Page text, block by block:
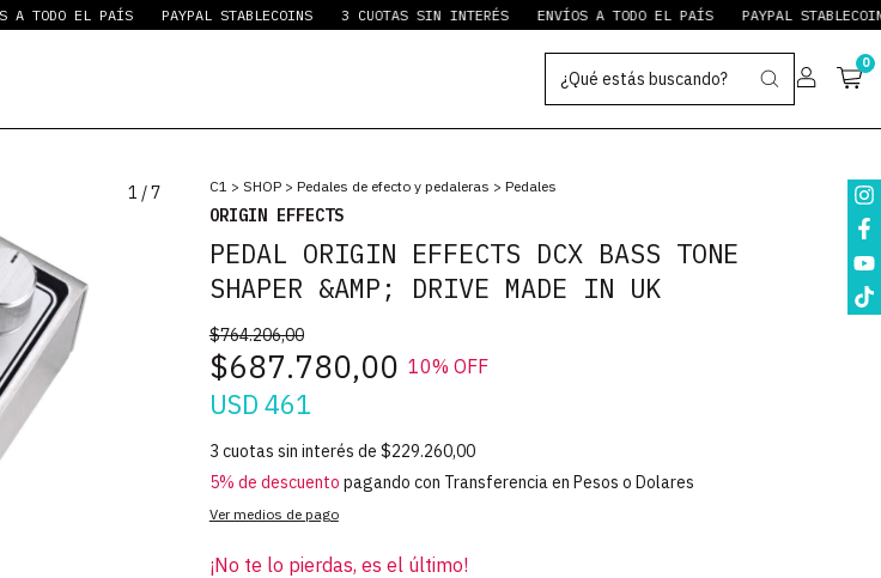
EL PAÍS PAYPAL STABLECOINS 3 CUOTAS SIN INTERÉS ENVÍOS A TODO EL PAÍS PAYPAL STABLECOINS 3
0
1 /7 C1 > SHOP > Pedales de efecto y pedaleras > Pedales
ORIGIN EFFECTS
PEDAL ORIGIN EFFECTS DCX BASS TONE
SHAPER &AMP; DRIVE MADE IN UK
$764.206,00
$687.780,00 10% OFF
USD 461
3 cuotas sin interés de $229.260,00
5% de descuento pagando con Transferencia en Pesos o Dolares
Ver medios de pago
¡No te lo pierdas, es el último!